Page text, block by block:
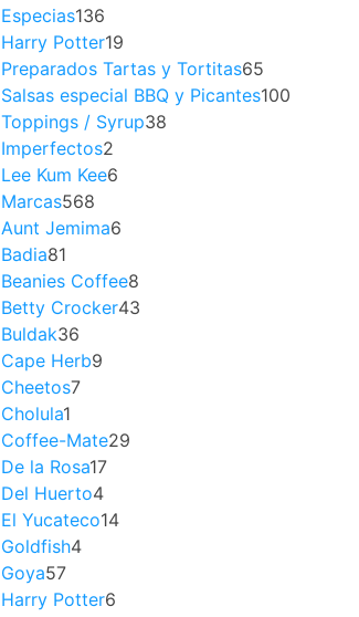
Especias136
Harry Potter19
Preparados Tartas y Tortitas65
Salsas especial BBQ y Picantes100
Toppings / Syrup38
Imperfectos2
Lee Kum Kee6
Marcas568
Aunt Jemima6
Badia81
Beanies Coffee8
Betty Crocker43
Buldak36
Cape Herb9
Cheetos7
Cholula1
Coffee-Mate29
De la Rosa17
Del Huerto4
El Yucateco14
Goldfish4
Goya57
Harry Potter6